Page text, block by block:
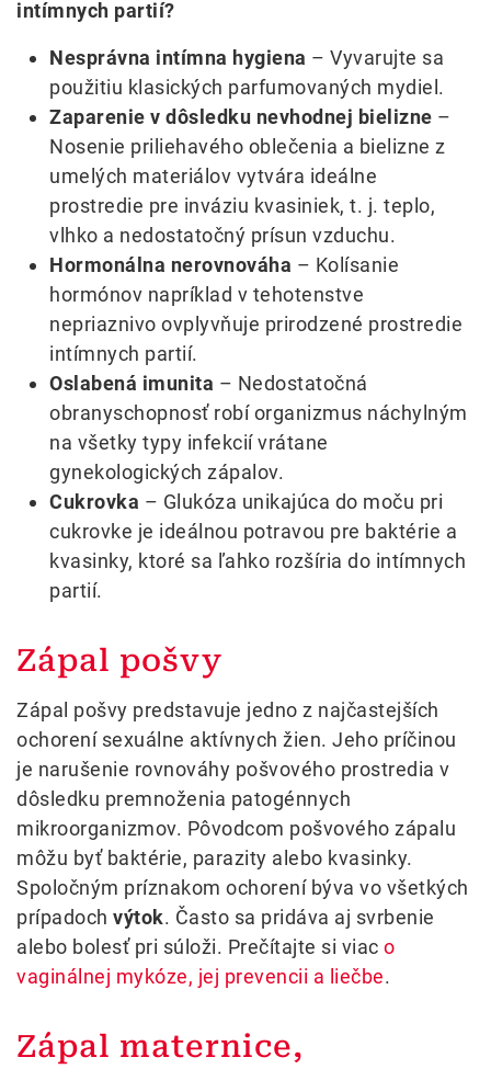
intímnych partií?
Nesprávna intímna hygiena – Vyvarujte sa
použitiu klasických parfumovaných mydiel.
Zaparenie v dôsledku nevhodnej bielizne –
Nosenie priliehavého oblečenia a bielizne z
umelých materiálov vytvára ideálne
prostredie pre inváziu kvasiniek, t. j. teplo,
vlhko a nedostatočný prísun vzduchu.
Hormonálna nerovnováha – Kolísanie
hormónov napríklad v tehotenstve
nepriaznivo ovplyvňuje prirodzené prostredie
intímnych partií.
Oslabená imunita – Nedostatočná
obranyschopnosť robí organizmus náchylným
na všetky typy infekcií vrátane
gynekologických zápalov.
Cukrovka – Glukóza unikajúca do moču pri
cukrovke je ideálnou potravou pre baktérie a
kvasinky, ktoré sa ľahko rozšíria do intímnych
partií.
Zápal pošvy
Zápal pošvy predstavuje jedno z najčastejších
ochorení sexuálne aktívnych žien. Jeho príčinou
je narušenie rovnováhy pošvového prostredia v
dôsledku premnoženia patogénnych
mikroorganizmov. Pôvodcom pošvového zápalu
môžu byť baktérie, parazity alebo kvasinky.
Spoločným príznakom ochorení býva vo všetkých
prípadoch výtok. Často sa pridáva aj svrbenie
alebo bolesť pri súloži. Prečítajte si viac o
vaginálnej mykóze, jej prevencii a liečbe.
Zápal maternice,